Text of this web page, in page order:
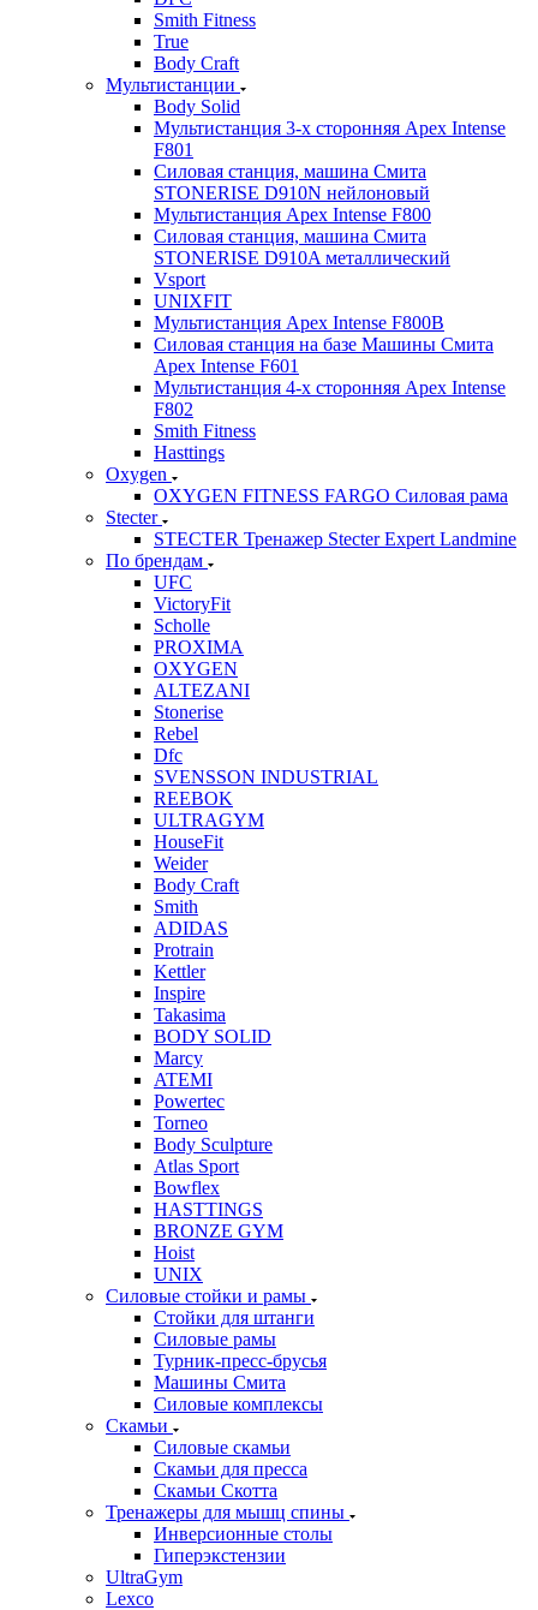
Smith Fitness
True
Body Craft
Мультистанции
Body Solid
Мультистанция 3-х сторонняя Apex Intense
F801
Силовая станция, машина Смита
STONERISE D910N нейлоновый
Мультистанция Apex Intense F800
Силовая станция, машина Смита
STONERISE D910A металлический
Vsport
UNIXFIT
Мультистанция Apex Intense F800B
Силовая станция на базе Машины Смита
Apex Intense F601
Мультистанция 4-х сторонняя Apex Intense
F802
Smith Fitness
Hasttings
Oxygen
OXYGEN FITNESS FARGO Силовая рама
Stecter
STECTER Тренажер Stecter Expert Landmine
По брендам
UFC
VictoryFit
Scholle
PROXIMA
OXYGEN
ALTEZANI
Stonerise
Rebel
Dfc
SVENSSON INDUSTRIAL
REEBOK
ULTRAGYM
HouseFit
Weider
Body Craft
Smith
ADIDAS
Protrain
Kettler
Inspire
Takasima
BODY SOLID
Marcy
ATEMI
Powertec
Torneo
Body Sculpture
Atlas Sport
Bowflex
HASTTINGS
BRONZE GYM
Hoist
UNIX
Силовые стойки и рамы
Стойки для штанги
Силовые рамы
Турник-пресс-брусья
Машины Смита
Силовые комплексы
Скамьи
Силовые скамьи
Скамьи для пресса
Скамьи Скотта
Тренажеры для мышц спины
Инверсионные столы
Гиперэкстензии
UltraGym
Lexco